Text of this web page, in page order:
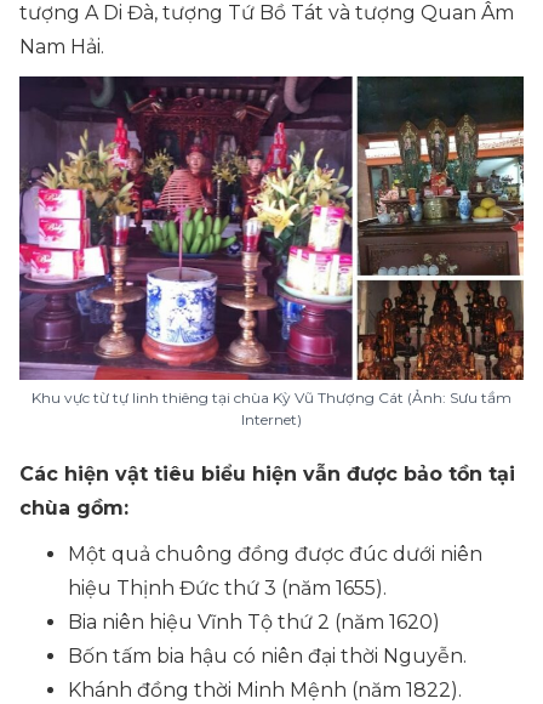
tượng A Di Đà, tượng Tứ Bồ Tát và tượng Quan Âm
Nam Hải.
Khu vực từ tự linh thiêng tại chùa Kỳ Vũ Thượng Cát (Ảnh: Sưu tầm
Internet)
Các hiện vật tiêu biểu hiện vẫn được bảo tồn tại
chùa gồm:
Một quả chuông đồng được đúc dưới niên
hiệu Thịnh Đức thứ 3 (năm 1655).
Bia niên hiệu Vĩnh Tộ thứ 2 (năm 1620)
Bốn tấm bia hậu có niên đại thời Nguyễn.
Khánh đồng thời Minh Mệnh (năm 1822).